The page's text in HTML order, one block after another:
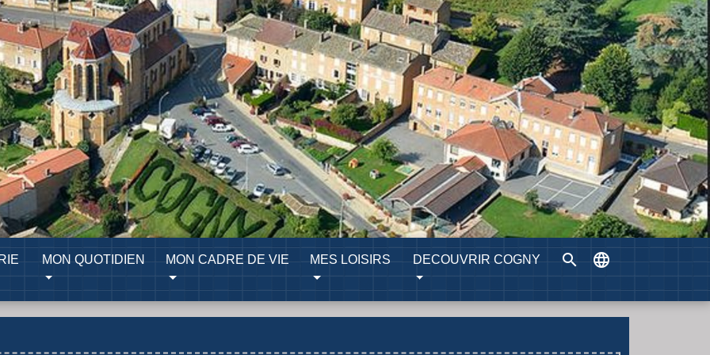
MON QUOTIDIEN MON CADRE DE VIE MES LOISIRS DECOUVRIR COGNY search language